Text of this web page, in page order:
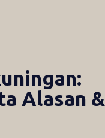
Alasan &